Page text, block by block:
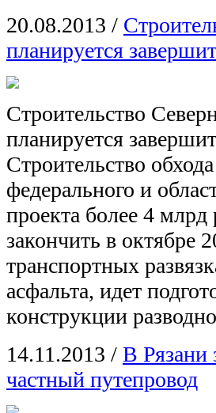
20.08.2013 /
планируется
Строительство
планируется
Строительство
федерального и
проекта более 4
закончить в октябре
транспортных
асфальта, идет
конструкции
14.11.2013 / В Рязани
частный путепровод